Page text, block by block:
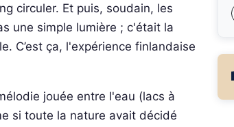
circuler. Et puis, soudain, les
une simple lumière ; c'était la
C’est ça, l'expérience finlandaise
jouée entre l'eau (lacs à
si toute la nature avait décidé